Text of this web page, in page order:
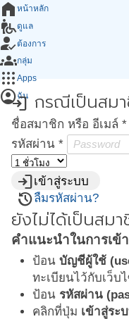
home หน้าหลัก
wheelchair_pickupดูแล
how_to_regต้องการ
groupsกลุ่ม
apps Apps
account_circleฉัน
login กรณีเป็นสม
ชื่อสมาชิก หรือ อีเมล์ *
รหัสผ่าน *
loginเข้าสู่ระบบ
restoreลืมรหัสผ่าน?
ยังไม่ได้เป็นสมา
คำแนะนำในการเข้
ป้อน บัญชีผู้ใช้
ทะเบียนไว้กับเว็บ
ป้อน รหัสผ่าน
คลิกที่ปุ่ม เข้าสู่ระ